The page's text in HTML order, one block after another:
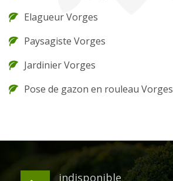
Elagueur Vorges
Paysagiste Vorges
Jardinier Vorges
Pose de gazon en rouleau Vorges
indisponible